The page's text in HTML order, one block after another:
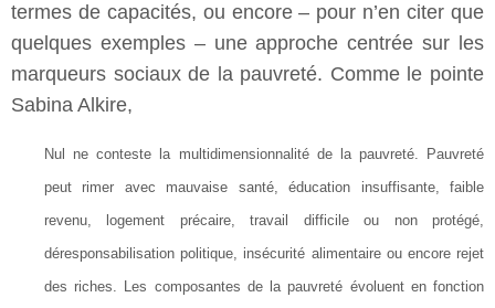
termes de capacités, ou encore – pour n’en citer que
quelques exemples – une approche centrée sur les
marqueurs sociaux de la pauvreté. Comme le pointe
Sabina Alkire,
Nul ne conteste la multidimensionnalité de la pauvreté. Pauvreté
peut rimer avec mauvaise santé, éducation insuffisante, faible
revenu, logement précaire, travail difficile ou non protégé,
déresponsabilisation politique, insécurité alimentaire ou encore rejet
des riches. Les composantes de la pauvreté évoluent en fonction